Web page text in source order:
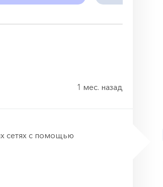
1 мес. назад
сетях с помощью